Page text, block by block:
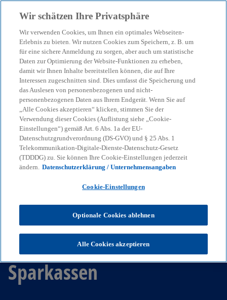
menu search
Dienstleistungen für
Sparkassen
Wir schätzen Ihre Privatsphäre
Wir verwenden Cookies, um Ihnen ein optimales Webseiten-
Erlebnis zu bieten. Wir nutzen Cookies zum Speichern, z. B. um
für eine sichere Anmeldung zu sorgen, aber auch um statistische
Daten zur Optimierung der Website-Funktionen zu erheben,
damit wir Ihnen Inhalte bereitstellen können, die auf Ihre
Interessen zugeschnitten sind. Dies umfasst die Speicherung und
das Auslesen von personenbezogenen und nicht-
personenbezogenen Daten aus Ihrem Endgerät. Wenn Sie auf
„Alle Cookies akzeptieren“ klicken, stimmen Sie der
Verwendung dieser Cookies (Auflistung siehe „Cookie-
Einstellungen“) gemäß Art. 6 Abs. 1a der EU-
Datenschutzgrundverordnung (DS-GVO) und § 25 Abs. 1
Telekommunikation-Digitale-Dienste-Datenschutz-Gesetz
(TDDDG) zu. Sie können Ihre Cookie-Einstellungen jederzeit
ändern. Datenschutzerklärung / Unternehmensangaben
Cookie-Einstellungen
Optionale Cookies ablehnen
Alle Cookies akzeptieren